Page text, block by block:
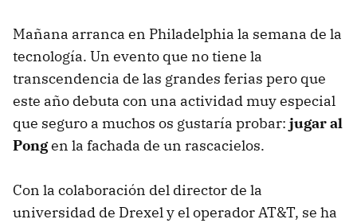
Mañana arranca en Philadelphia la semana de la
tecnología. Un evento que no tiene la
transcendencia de las grandes ferias pero que
este año debuta con una actividad muy especial
que seguro a muchos os gustaría probar: jugar al
Pongen la fachada de un rascacielos.
Con la colaboración del director de la
universidad de Drexel y el operador AT&T, se ha